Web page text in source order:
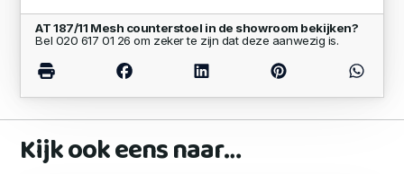
AT 187/11 Mesh counterstoel in de showroom bekijken?
Bel 020 617 01 26 om zeker te zijn dat deze aanwezig is.
Kijk ook eens naar…